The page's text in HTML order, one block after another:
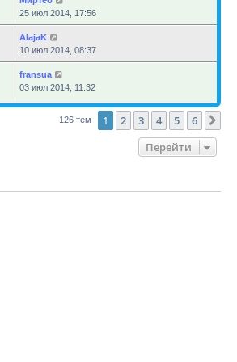
25 июл 2014, 17:56
AlajaK
10 июл 2014, 08:37
fransua
03 июл 2014, 11:32
126 тем 1 2 3 4 5 6
Перейти